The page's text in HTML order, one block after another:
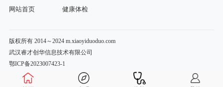
网站首页 健康体检
版权所有 2014～2024 m.xiaoyiduoduo.com
武汉睿才创华信息技术有限公司
鄂ICP备2023007423-1